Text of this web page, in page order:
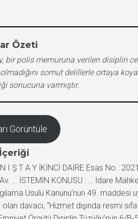
Özeti
bir polis memuruna verilen disiplin
somut delillerle ortaya
sonucuna varmıştır.
Görüntüle
sarsacak eylem ve davranışlarda bulunmak” fiilini işlediğinden bahisle Emniyet Örgütü Disiplin Tüzüğü’nün 6/B-5 maddesi uyarınca “6 ay kısa süreli durdurma cezası” ile cezalandırılmasına ve “Görev sırasında veya dışında yasaklanan tutum ve davranışlarda bulunmak” fiilini ayrı ayrı iki kez işlediğinden bahisle aynı Tüzük’ün 4/1 maddesi uyarınca iki kez kınama cezası ile cezalandırılmasına ilişkin … günlü, … sayılı İstanbul Valiliği İl Polis Disiplin Kurulu kararının iptali istemiyle dava açmıştır. İlk Derece Mahkemesi Kararının Özeti : … İdare Mahkemesinin temyize konu kararıyla; “Facebook” adlı sosyal paylaşım sitesinde, “Polis Kürsüsü” isimli profil sayfasında yer alan bir habere hakaret içerikli yorumlar yapıldığı iddiası üzerine başlatılan disiplin soruşturması sonucunda davacının “Hizmet dışında resmi sıfatının gerektirdiği saygınlığı ve güven duygusunu sarsacak eylem ve davranışlarda bulunmak” fiilini işlediğinden bahisle Emniyet Örgütü Disiplin Tüzüğü’nün 6/B-5 maddesi uyarınca “6 ay kısa süreli durdurma cezası” ile cezalandırılmasına; ayrıca paylaşımın mesai saatleri içerisinde yapılmış olması ve Emniyet Genel Müdürlüğünün sosyal paylaşım siteleri ile ilgili “Standartlar” konulu emir yazısına aykırı davranması nedeniyle “Görev sırasında yasaklanan tutum ve davranışlarda bulunmak” fiilini ayrı ayrı iki kez işlediğinden bahisle aynı Tüzük’ün 4/1 maddesi uyarınca iki kez kınama cezası ile cezalandırılmasına karar verildiği; uyuşmazlık konusu olayda, polis memuru olan davacı tarafından yapılan paylaşımla amirlerine karşı haksız tutum ve davranışlar sergilediğinin sabit olduğu, paylaşımın yapıldığı facebook adresinin davacıya ait olmadığının ortaya konulamadığı gerekçesiyle “6 ay kısa süreli durdurma” cezası yönünden davanın reddine; yasak olmasına rağmen emniyet teşkilatına ait bir araçla çektirdiği fotoğrafı paylaşması nedeniyle verilen “kınama” cezası yönünden davanın reddine; cezaya esas paylaşımın, davacının görevli olduğu tarih ve saatte yapıldığı yönünde somut bir bilgi ve belge ya da tanık beyanının soruşturma raporunda ve savunma ekindeki belgelerde bulunmadığı gerekçesiyle bu nedenle verilen “kınama” cezasının iptaline karar verilmiştir. TEMYİZ EDENLERİN İDDİALARI : Davacının İddiaları : Davacı tarafından; paylaşım yapılan hesabın kendisine ait olmadığı, anılan hesap hakkında şikayette bulunduğu; ancak Siber Suçlarla Mücadele birimi tarafından paylaşım yapılan